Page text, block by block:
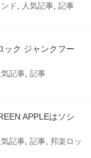
ド, 人気記事, 記事
ック ジャンクフー
気記事, 記事
APPLEはソシ
気記事, 記事, 邦楽ロッ